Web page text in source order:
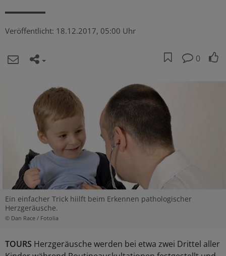
Veröffentlicht: 18.12.2017, 05:00 Uhr
0
Ein einfacher Trick hiilft beim Erkennen pathologischer
Herzgeräusche.
© Dan Race / Fotolia
TOURS Herzgeräusche werden bei etwa zwei Drittel aller